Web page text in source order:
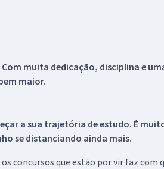
muita dedicação, disciplina e
maior.
a sua trajetória de estudo. É
se distanciando ainda mais.
concursos que estão por vir faz com